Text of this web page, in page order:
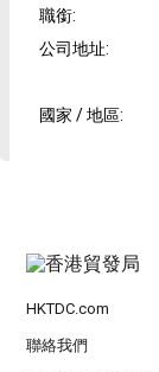
職銜:
公司地址:
國家 / 地區:
HKTDC.com
聯絡我們